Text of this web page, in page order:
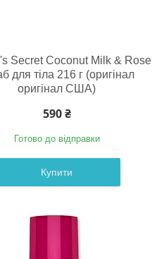
Secret Coconut Milk & Rose
для тіла 216 г (оригінал
оригінал США)
590 ₴
Готово до відправки
Купити